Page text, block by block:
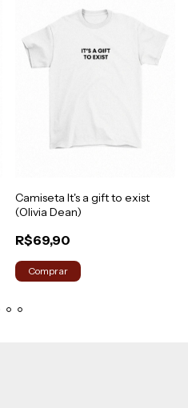
Camiseta It's a gift to exist
(Olivia Dean)
R$69,90
Comprar